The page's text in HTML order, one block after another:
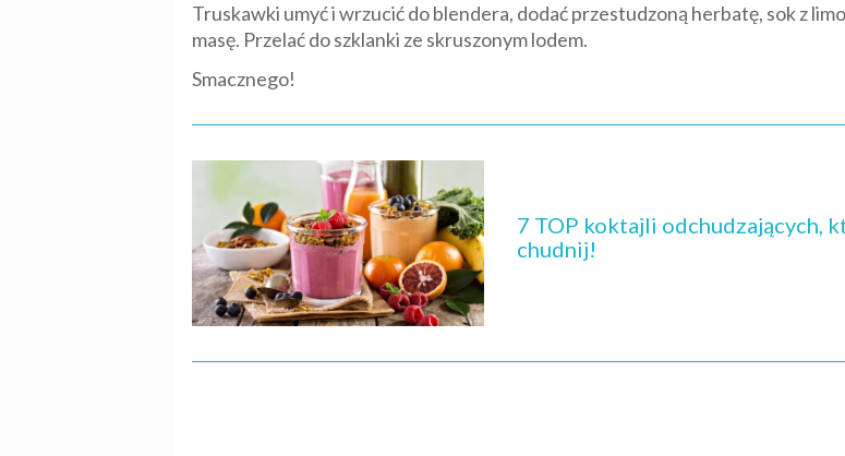
Truskawki umyć i wrzucić do blendera, dodać przestudzoną herbatę, sok z
masę. Przelać do szklanki ze skruszonym lodem.
Smacznego!
7 TOP koktajli odchudzających,
chudnij!